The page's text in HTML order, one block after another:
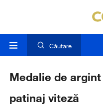
Căutare
Medalie de
patinaj viteză